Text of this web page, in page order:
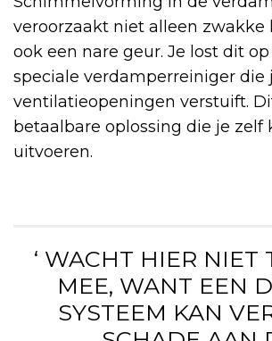
veroorzaakt niet alleen zwakke
ook een nare geur. Je lost dit
speciale verdamperreiniger die
ventilatieopeningen verstuift.
betaalbare oplossing die je zelf
uitvoeren.
‘ WACHT HIER NIET
MEE, WANT EEN
SYSTEEM KAN